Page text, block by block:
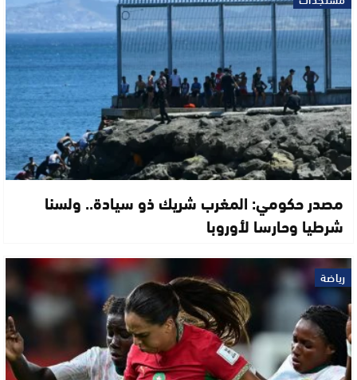
مصدر حكومي: المغرب شريك ذو سيادة.. ولسنا
شرطيا وحارسا لأوروبا
رياضة